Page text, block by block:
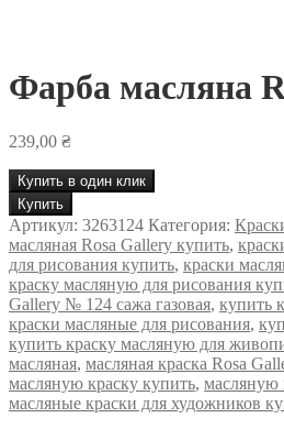
Фарба масляна
239,00 ₴
Купить в один клик
Количество
товара
Фарба
масляна
ROSA
Gallery
100
мл
Сажа
газова
124
Купить
Артикул: 3263124 Категория:
масляная Rosa Gallery купить,
для рисования купить, краски
краску масляную для рисования
Gallery № 124 сажа газовая, купить
краски масляные для рисования,
купить краску масляную для
масляная, масляная краска Rosa
масляную краску купить, масляную
масляные краски для художников